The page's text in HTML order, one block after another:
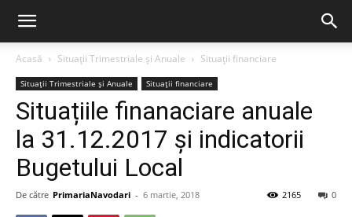
Acasă Situații Trimestriale și Anuale Situații financiare
Situații Trimestriale și Anuale Situații financiare
Situațiile finanaciare anuale
la 31.12.2017 și indicatorii
Bugetului Local
De către PrimariaNavodari - 6 martie, 2018 0
2165